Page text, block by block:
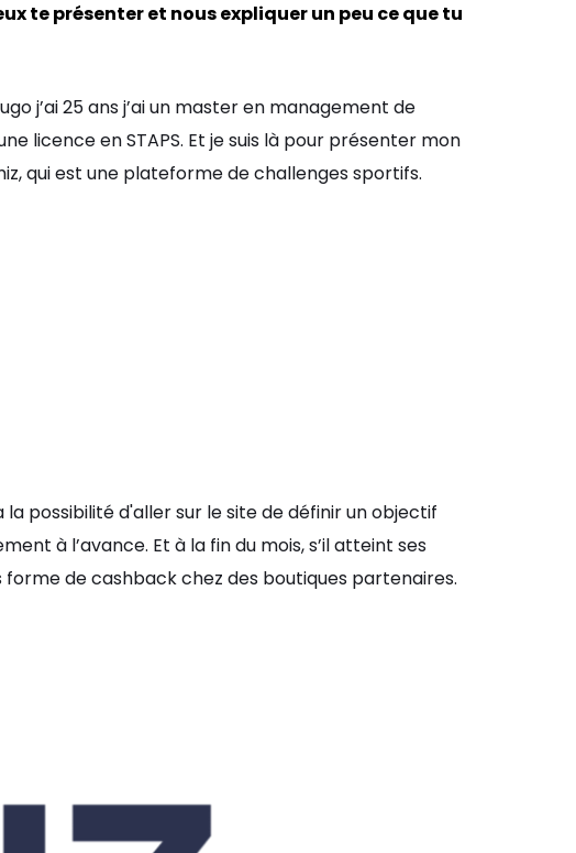
te présenter et nous expliquer un peu ce que tu
j’ai 25 ans j’ai un master en management de
licence en STAPS. Et je suis là pour présenter mon
qui est une plateforme de challenges sportifs.
possibilité d'aller sur le site de définir un objectif
à l’avance. Et à la fin du mois, s’il atteint ses
forme de cashback chez des boutiques partenaires.